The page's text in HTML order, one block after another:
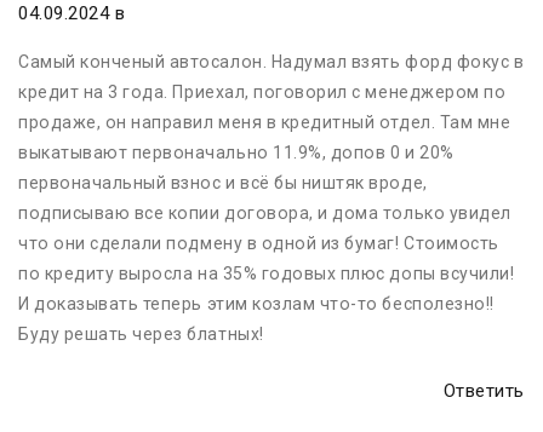
04.09.2024 в
Самый конченый автосалон. Надумал взять форд фокус в
кредит на 3 года. Приехал, поговорил с менеджером по
продаже, он направил меня в кредитный отдел. Там мне
выкатывают первоначально 11.9%, допов 0 и 20%
первоначальный взнос и всё бы ништяк вроде,
подписываю все копии договора, и дома только увидел
что они сделали подмену в одной из бумаг! Стоимость
по кредиту выросла на 35% годовых плюс допы всучили!
И доказывать теперь этим козлам что-то бесполезно!!
Буду решать через блатных!
Ответить